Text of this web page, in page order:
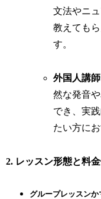
文法やニ
教えても
す。
外国人講
然な発音
でき、実
たい方に
2. レッスン形態と料
グループレッスン